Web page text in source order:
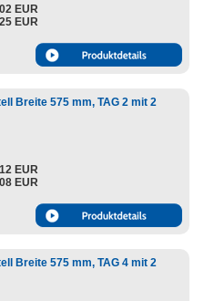
EUR
EUR
Breite 575 mm, TAG 2 mit 2
EUR
EUR
Breite 575 mm, TAG 4 mit 2